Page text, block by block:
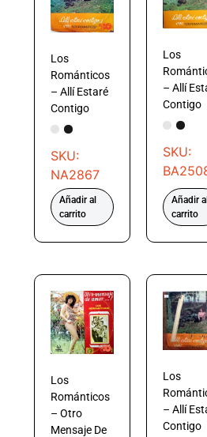
Los
Románticos
– Allí Estaré
Contigo
SKU:
NA2867
Añadir al
carrito
Los
– Allí
Contigo
SKU:
Añadir
carrito
Los
Románticos
– Otro
Mensaje De
Los
– Allí
Contigo